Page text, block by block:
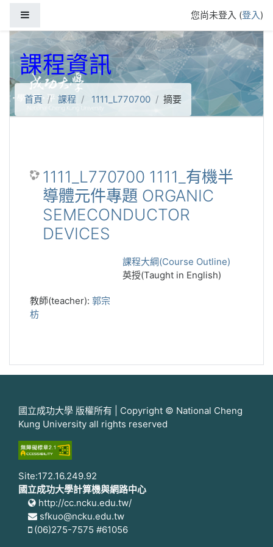
您尚未登入 (登入)
課程資訊
首頁 課程 1111_L770700 摘要
1111_L770700 1111_有機半
導體元件專題 ORGANIC
SEMECONDUCTOR
DEVICES
課程大綱(Course Outline)
英授(Taught in English)
教師(teacher): 郭宗
枋
國立成功大學 版權所有 | Copyright © National Cheng
Kung University all rights reserved
Site:172.16.249.92
國立成功大學計算機與網路中心
http://cc.ncku.edu.tw/
sfkuo@ncku.edu.tw
(06)275-7575 #61056